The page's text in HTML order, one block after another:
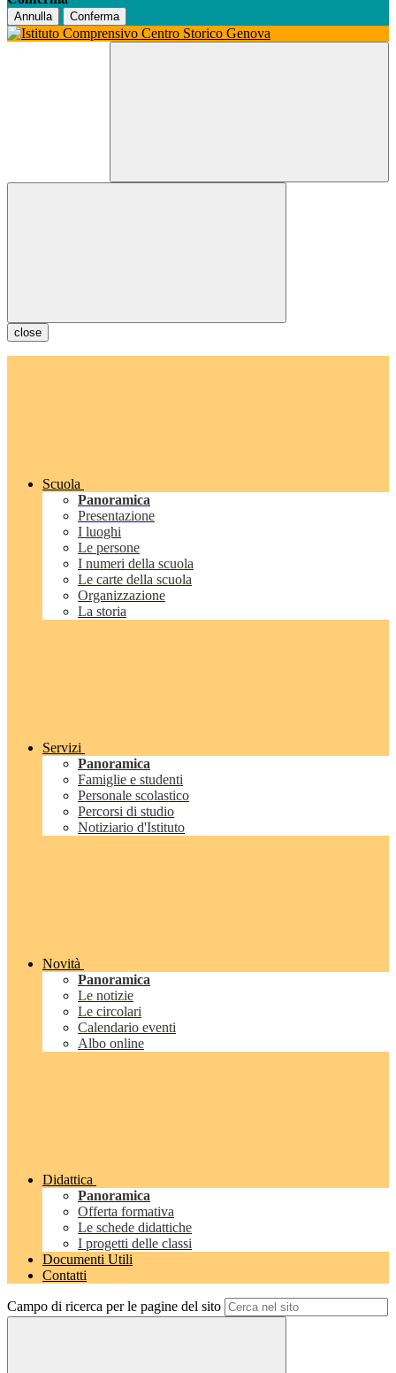
Annulla Conferma
close
Scuola
Panoramica
Presentazione
I luoghi
Le persone
I numeri della scuola
Le carte della scuola
Organizzazione
La storia
Servizi
Panoramica
Famiglie e studenti
Personale scolastico
Percorsi di studio
Notiziario d'Istituto
Novità
Panoramica
Le notizie
Le circolari
Calendario eventi
Albo online
Didattica
Panoramica
Offerta formativa
Le schede didattiche
I progetti delle classi
Documenti Utili
Contatti
Campo di ricerca per le pagine del sito